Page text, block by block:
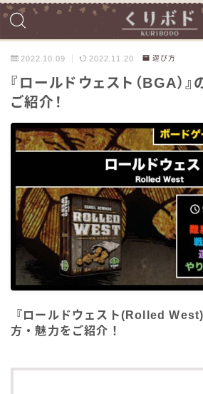
2022.10.09 2022.11.20 遊び方
『ロールドウェスト（BGA）
ご紹介！
『ロールドウェスト(Rolled
方・魅力をご紹介！